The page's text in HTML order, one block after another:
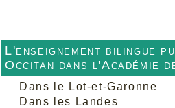
L'enseignement bilingue
Occitan dans l'Académie
Dans le Lot-et-Garonne
Dans les Landes